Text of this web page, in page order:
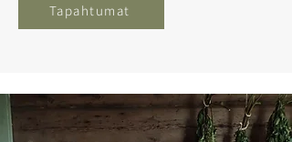
Tapahtumat